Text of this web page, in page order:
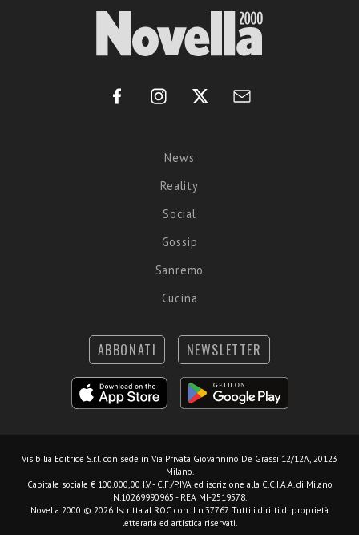
News
Reality
Social
Gossip
Sanremo
Cucina
ABBONATI NEWSLETTER
Visibilia Editrice S.r.l. con sede in Via Privata Giovannino De Grassi 12/12A, 20123
Milano.
Capitale sociale € 100.000,00 I.V. - C.F./P.IVA ed iscrizione alla C.C.I.A.A. di Milano
N.10269990965 - REA MI-2519578.
Novella 2000 © 2026. Iscritta al ROC con il n.37767. Tutti i diritti di proprietà
letteraria ed artistica riservati.